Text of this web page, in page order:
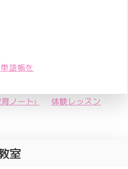
語帳を
ノート› 体験レッスン
室